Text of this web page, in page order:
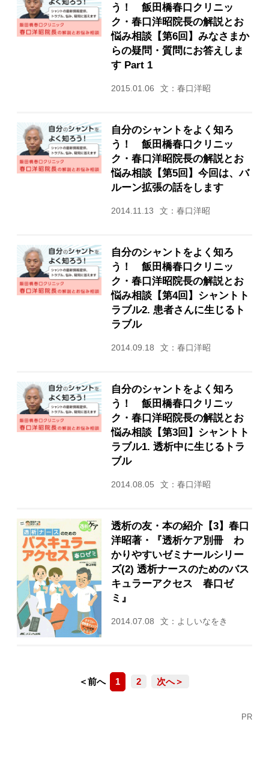
う！ 飯田橋春口クリニッ
ク・春口洋昭院長の解説とお
悩み相談【第6回】みなさまか
らの疑問・質問にお答えしま
す Part 1
2015.01.06 文：春口洋昭
自分のシャントをよく知ろ
う！ 飯田橋春口クリニッ
ク・春口洋昭院長の解説とお
悩み相談【第5回】今回は、バ
ルーン拡張の話をします
2014.11.13 文：春口洋昭
自分のシャントをよく知ろ
う！ 飯田橋春口クリニッ
ク・春口洋昭院長の解説とお
悩み相談【第4回】シャントト
ラブル2. 患者さんに生じるト
ラブル
2014.09.18 文：春口洋昭
自分のシャントをよく知ろ
う！ 飯田橋春口クリニッ
ク・春口洋昭院長の解説とお
悩み相談【第3回】シャントト
ラブル1. 透析中に生じるトラ
ブル
2014.08.05 文：春口洋昭
透析の友・本の紹介【3】春口
洋昭著・『透析ケア別冊 わ
かりやすいゼミナールシリー
ズ(2) 透析ナースのためのバス
キュラーアクセス 春口ゼ
ミ』
2014.07.08 文：よしいなをき
＜前へ 1 2 次へ＞
PR